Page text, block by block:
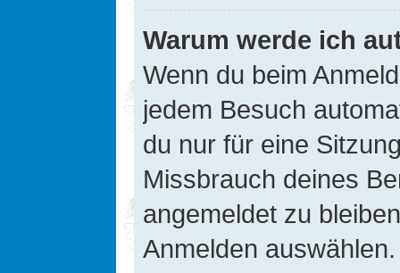
Warum werde ich
Wenn du beim
jedem Besuch
du nur für eine
Missbrauch deines
angemeldet zu
Anmelden